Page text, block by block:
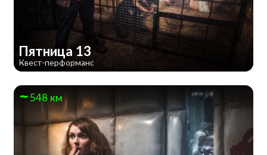
Пятница 13
Квест-перформанс
548 км